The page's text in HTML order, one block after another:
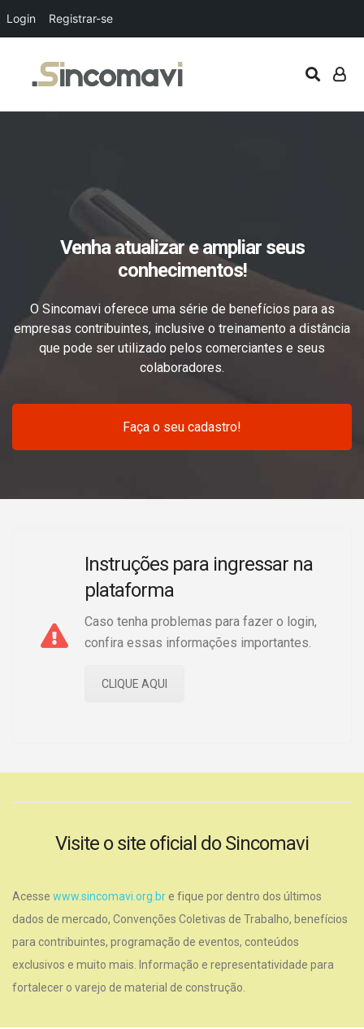
Login Registrar-se
Venha atualizar e ampliar seus
conhecimentos!
O Sincomavi oferece uma série de benefícios para as
empresas contribuintes, inclusive o treinamento a distância
que pode ser utilizado pelos comerciantes e seus
colaboradores.
Faça o seu cadastro!
Instruções para ingressar na
plataforma
Caso tenha problemas para fazer o login,
confira essas informações importantes.
CLIQUE AQUI
Visite o site oficial do Sincomavi
Acesse www.sincomavi.org.br e fique por dentro dos últimos
dados de mercado, Convenções Coletivas de Trabalho, benefícios
para contribuintes, programação de eventos, conteúdos
exclusivos e muito mais. Informação e representatividade para
fortalecer o varejo de material de construção.